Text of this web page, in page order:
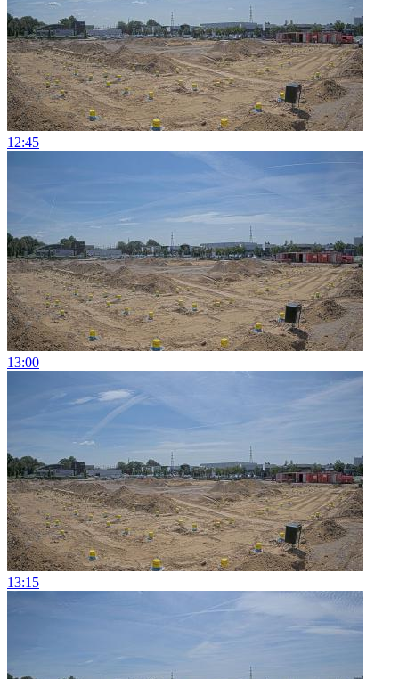
12:45
13:00
13:15